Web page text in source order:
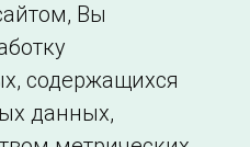
образовательной
организации
Вы
содержащихся
данных,